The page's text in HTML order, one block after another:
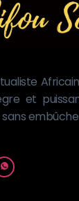
et
embûche